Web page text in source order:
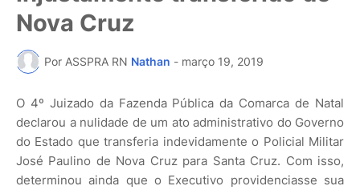
Nova Cruz
Por ASSPRA RN Nathan - março 19, 2019
O 4º Juizado da Fazenda Pública da Comarca de Natal
declarou a nulidade de um ato administrativo do Governo
do Estado que transferia indevidamente o Policial Militar
José Paulino de Nova Cruz para Santa Cruz. Com isso,
determinou ainda que o Executivo providenciasse sua